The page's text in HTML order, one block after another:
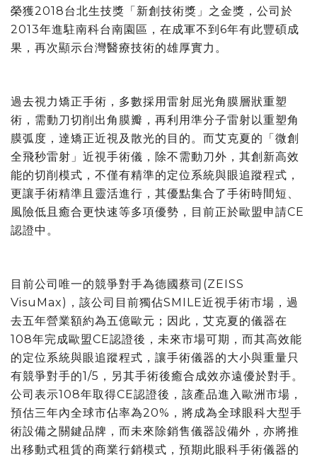
榮獲2018台北生技獎「新創技術獎」之金獎，公司於
2013年進駐南科台南園區，在成軍不到6年有此豐碩成
果，再次顯示台灣醫療技術的雄厚實力。
過去視力矯正手術，多數採用雷射屈光角膜層狀重塑
術，需動刀切削出角膜瓣，再利用準分子雷射以重塑角
膜弧度，達矯正近視及散光的目的。而艾克夏的「微創
全飛秒雷射」近視手術儀，除不需動刀外，其創新高效
能的切削模式，不僅有精準的定位系統與眼追蹤程式，
更讓手術精準且靈活進行，其優點集合了手術時間短、
風險低且癒合更快速等多項優勢，目前正於歐盟申請CE
認證中。
目前公司唯一的競爭對手為德國蔡司(ZEISS
VisuMax)，該公司目前獨佔SMILE近視手術市場，過
去五年營業額約為五億歐元；因此，艾克夏的儀器在
108年完成歐盟CE認證後，未來市場可期，而其高效能
的定位系統與眼追蹤程式，讓手術儀器的大小與重量只
有競爭對手的1/5，另其手術後癒合成效亦遠優於對手。
公司表示108年取得CE認證後，該產品進入歐洲市場，
預估三年內全球市佔率為20%，將成為全球眼科大型手
術設備之關鍵品牌，而未來除銷售儀器設備外，亦將推
出移動式租賃的商業行銷模式，預期此眼科手術儀器的